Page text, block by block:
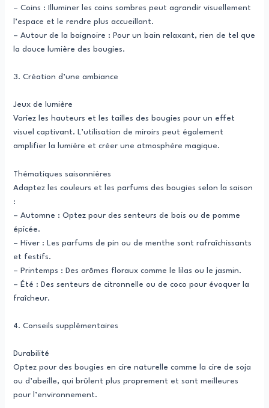
– Coins : Illuminer les coins sombres peut agrandir visuellement
l’espace et le rendre plus accueillant.
– Autour de la baignoire : Pour un bain relaxant, rien de tel que
la douce lumière des bougies.
3. Création d’une ambiance
Jeux de lumière
Variez les hauteurs et les tailles des bougies pour un effet
visuel captivant. L’utilisation de miroirs peut également
amplifier la lumière et créer une atmosphère magique.
Thématiques saisonnières
Adaptez les couleurs et les parfums des bougies selon la saison
:
– Automne : Optez pour des senteurs de bois ou de pomme
épicée.
– Hiver : Les parfums de pin ou de menthe sont rafraîchissants
et festifs.
– Printemps : Des arômes floraux comme le lilas ou le jasmin.
– Été : Des senteurs de citronnelle ou de coco pour évoquer la
fraîcheur.
4. Conseils supplémentaires
Durabilité
Optez pour des bougies en cire naturelle comme la cire de soja
ou d’abeille, qui brûlent plus proprement et sont meilleures
pour l’environnement.